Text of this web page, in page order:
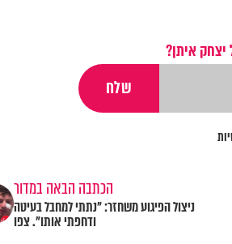
איתן?
הכתבה הבאה במדור
ניצול הפיגוע משחזר: "נתתי למחבל בעיטה
ודחפתי אותו". צפו